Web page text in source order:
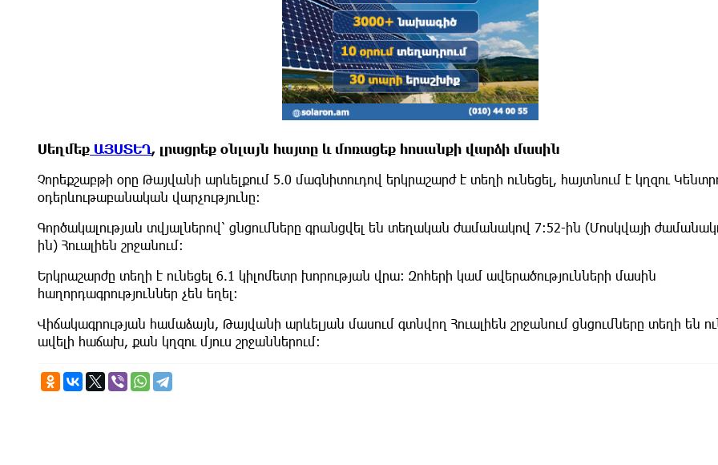
Սեղմեք ԱՅՍՏԵՂ, լրացրեք օնլայն հայտը և մոռացեք հոսանքի վարձի մասին
Չորեքշաբթի օրը Թայվանի արևելքում 5.0 մագնիտուդով երկրաշարժ է տեղի ունեցել, հայտնում է կղզու
օդերևութաբանական վարչությունը։
Գործակալության տվյալներով՝ ցնցումները գրանցվել են տեղական ժամանակով 7:52-ին (Մոսկվայի
ին) Հուալիեն շրջանում։
Երկրաշարժը տեղի է ունեցել 6.1 կիլոմետր խորության վրա։ Զոհերի կամ ավերածությունների մասին
հաղորդագրություններ չեն եղել։
Վիճակագրության համաձայն, Թայվանի արևելյան մասում գտնվող Հուալիեն շրջանում ցնցումները տեղի են
ավելի հաճախ, քան կղզու մյուս շրջաններում։